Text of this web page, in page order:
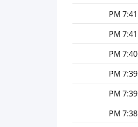
7:41 PM
7:41 PM
7:40 PM
7:39 PM
7:39 PM
7:38 PM